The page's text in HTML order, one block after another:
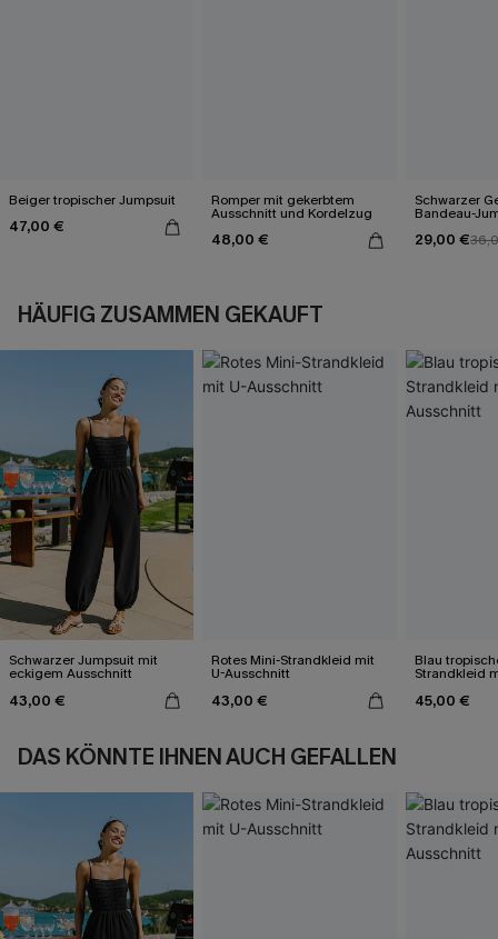
Beiger tropischer Jumpsuit
47,00 €
Romper mit gekerbtem
Ausschnitt und Kordelzug
48,00 €
Schwarzer
Bandeau-
29,00 €
HÄUFIG ZUSAMMEN GEKAUFT
Schwarzer Jumpsuit mit
eckigem Ausschnitt
43,00 €
Rotes Mini-Strandkleid mit
U-Ausschnitt
43,00 €
Blau
Strandkleid
45,00 €
DAS KÖNNTE IHNEN AUCH GEFALLEN